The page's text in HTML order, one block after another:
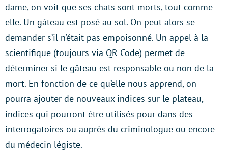
dame, on voit que ses chats sont morts, tout comme
elle. Un gâteau est posé au sol. On peut alors se
demander s’il n’était pas empoisonné. Un appel à la
scientifique (toujours via QR Code) permet de
déterminer si le gâteau est responsable ou non de la
mort. En fonction de ce qu’elle nous apprend, on
pourra ajouter de nouveaux indices sur le plateau,
indices qui pourront être utilisés pour dans des
interrogatoires ou auprès du criminologue ou encore
du médecin légiste.